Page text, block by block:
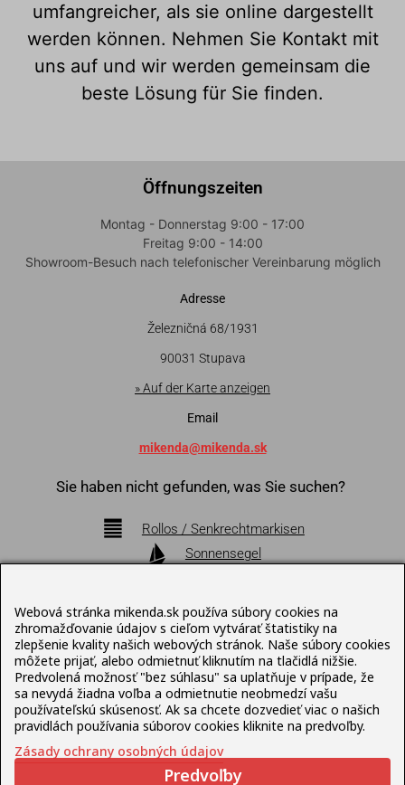
umfangreicher, als sie online dargestellt
werden können. Nehmen Sie Kontakt mit
uns auf und wir werden gemeinsam die
beste Lösung für Sie finden.
Öffnungszeiten
Montag - Donnerstag 9:00 - 17:00
Freitag 9:00 - 14:00
Showroom-Besuch nach telefonischer Vereinbarung möglich
Adresse
Železničná 68/1931
90031 Stupava
» Auf der Karte anzeigen
Email
mikenda@mikenda.sk
Sie haben nicht gefunden, was Sie suchen?
Rollos / Senkrechtmarkisen
Sonnensegel
Bioklimatische Pergolen
Sonnenschirme
Terrassenmöbel
Datenschutz-Bestimmungen
© Mikenda Present 1992 – 2026 , Web erstellt von
Webová stránka mikenda.sk používa súbory cookies na
zhromažďovanie údajov s cieľom vytvárať štatistiky na
zlepšenie kvality našich webových stránok. Naše súbory cookies
môžete prijať, alebo odmietnuť kliknutím na tlačidlá nižšie.
Predvolená možnosť "bez súhlasu" sa uplatňuje v prípade, že
sa nevydá žiadna voľba a odmietnutie neobmedzí vašu
používateľskú skúsenosť. Ak sa chcete dozvedieť viac o našich
pravidlách používania súborov cookies kliknite na predvoľby.
Zásady ochrany osobných údajov
Predvoľby